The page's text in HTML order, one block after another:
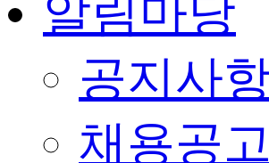
알림마당
공지사
채용공고